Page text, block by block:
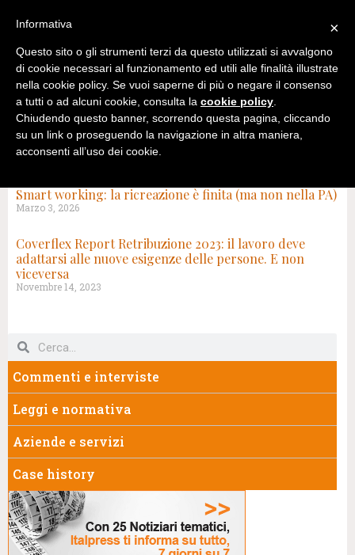
Smart working: la ricreazione è finita (ma non nella PA)
Marzo 3, 2026
Coverflex Report Retribuzione 2023: il lavoro deve
adattarsi alle nuove esigenze delle persone. E non
viceversa
Novembre 14, 2023
Commenti e interviste
Leggi e normativa
Aziende e servizi
Case history
×
Informativa
Questo sito o gli strumenti terzi da questo utilizzati si avvalgono
di cookie necessari al funzionamento ed utili alle finalità illustrate
nella cookie policy. Se vuoi saperne di più o negare il consenso
a tutti o ad alcuni cookie, consulta la cookie policy.
Chiudendo questo banner, scorrendo questa pagina, cliccando
su un link o proseguendo la navigazione in altra maniera,
acconsenti all’uso dei cookie.